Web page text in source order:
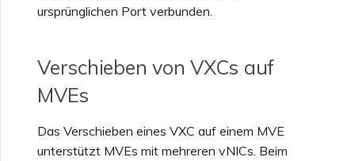
Dienstschlüssel-API
ursprünglichen Port verbunden.
Verschieben von VXCs auf
MVEs
Das Verschieben eines VXC auf einem MVE
unterstützt MVEs mit mehreren vNICs. Beim